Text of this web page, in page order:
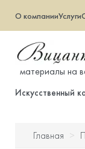
О компанииУслуги
материалы на
Искусственный
Главная